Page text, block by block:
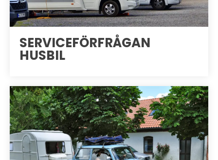
SERVICEFÖRFRÅGAN
HUSBIL